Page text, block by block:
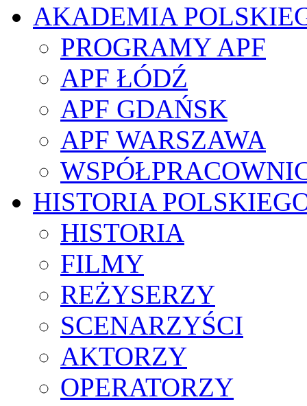
AKADEMIA
PROGRAMY APF
APF ŁÓDŹ
APF GDAŃSK
APF WARSZAWA
HISTORIA
HISTORIA
FILMY
REŻYSERZY
SCENARZYŚCI
AKTORZY
OPERATORZY